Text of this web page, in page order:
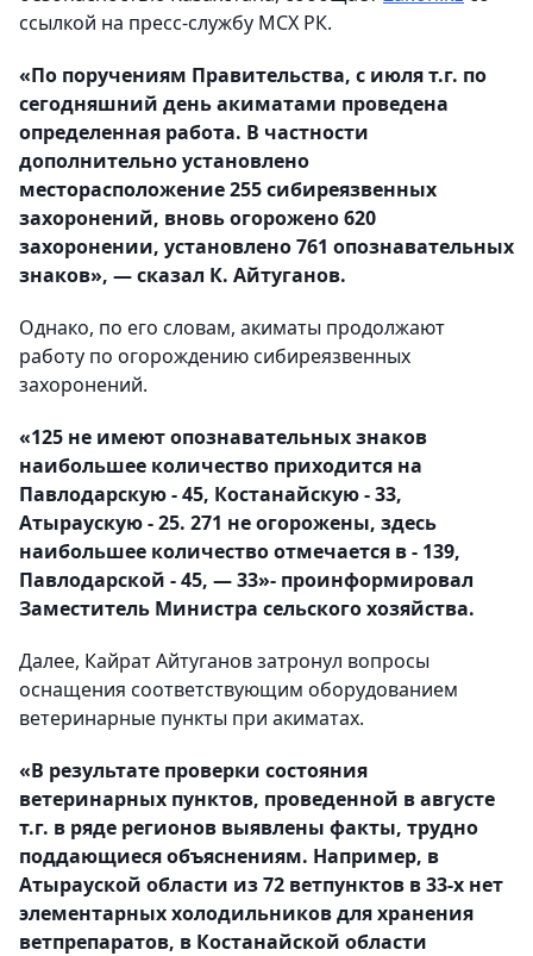
ссылкой на пресс-службу МСХ РК.
«По поручениям Правительства, с июля т.г. по
сегодняшний день акиматами проведена
определенная работа. В частности
дополнительно установлено
месторасположение 255 сибиреязвенных
захоронений, вновь огорожено 620
захоронении, установлено 761 опознавательных
знаков», — сказал К. Айтуганов.
Однако, по его словам, акиматы продолжают
работу по огорождению сибиреязвенных
захоронений.
«125 не имеют опознавательных знаков
наибольшее количество приходится на
Павлодарскую - 45, Костанайскую - 33,
Атыраускую - 25. 271 не огорожены, здесь
наибольшее количество отмечается в - 139,
Павлодарской - 45, — 33»- проинформировал
Заместитель Министра сельского хозяйства.
Далее, Кайрат Айтуганов затронул вопросы
оснащения соответствующим оборудованием
ветеринарные пункты при акиматах.
«В результате проверки состояния
ветеринарных пунктов, проведенной в августе
т.г. в ряде регионов выявлены факты, трудно
поддающиеся объяснениям. Например, в
Атырауской области из 72 ветпунктов в 33-х нет
элементарных холодильников для хранения
ветпрепаратов, в Костанайской области